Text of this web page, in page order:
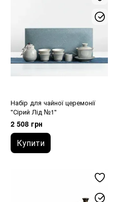
Набір для чайної церемонії
"Сірий Лід №1"
2 508 грн
Купити